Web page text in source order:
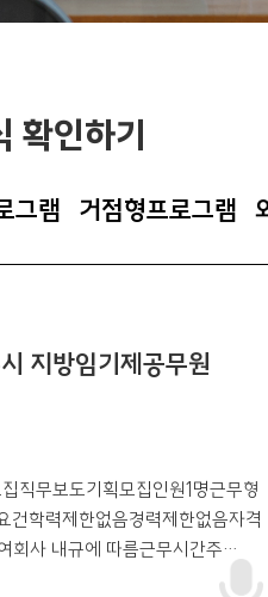
확인하기
그램 거점형프로그램
지방임기제공무원
무보도기획모집인원1명근무형
건학력제한없음경력제한없음자격
회사 내규에 따름근무시간주